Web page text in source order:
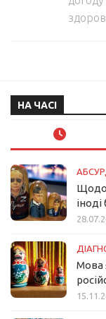
НА ЧАСІ
Щодо
Мова